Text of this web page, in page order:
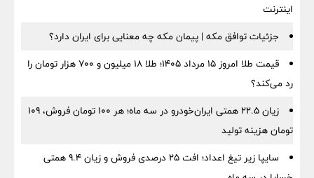
اینترنت
جزئیات توافق مکه | پیمان مکه چه معنایی برای ایران دارد؟
قیمت طلا امروز ۱۵ مرداد ۱۴۰۵؛ طلا ۱۸ میلیون و ۷۰۰ هزار تومان را
رد می‌کند؟
زیان ۲۲.۵ همتی ایران‌خودرو در سه ماه؛ هر ۱۰۰ تومان فروش، ۱۰۹
تومان هزینه تولید
سایپا زیر تیغ اعداد؛ افت ۲۵ درصدی فروش و زیان ۹.۴ همتی